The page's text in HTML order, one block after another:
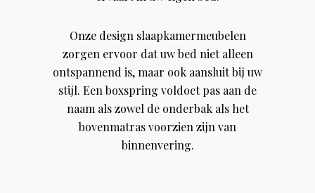
Onze design slaapkamermeubelen
zorgen ervoor dat uw bed niet alleen
ontspannend is, maar ook aansluit bij uw
stijl. Een boxspring voldoet pas aan de
naam als zowel de onderbak als het
bovenmatras voorzien zijn van
binnenvering.